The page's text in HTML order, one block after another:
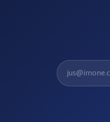
El. pašto adresas